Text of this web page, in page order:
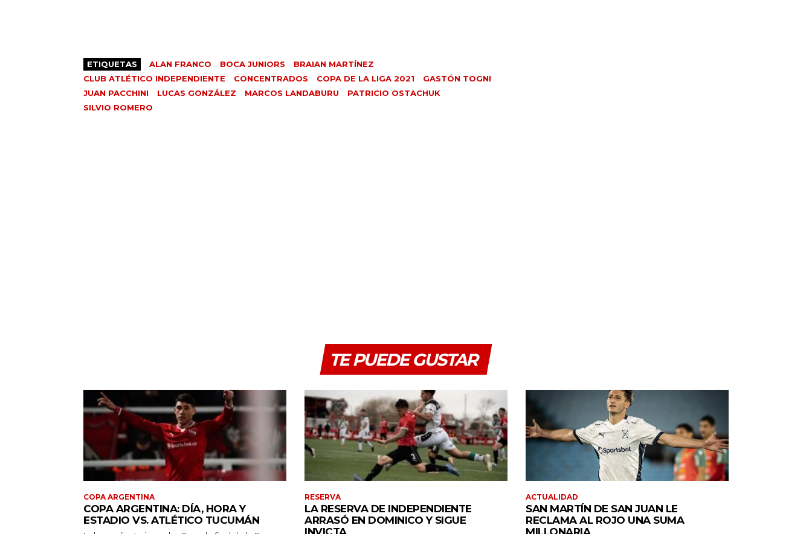
ETIQUETAS ALAN FRANCO BOCA JUNIORS
BRAIAN MARTÍNEZ
CLUB ATLÉTICO INDEPENDIENTE
CONCENTRADOS COPA DE LA LIGA 2021
GASTÓN TOGNI
JUAN PACCHINI
LUCAS GONZÁLEZ MARCOS LANDABURU
PATRICIO OSTACHUK
SILVIO ROMERO
TE PUEDE GUSTAR
COPA ARGENTINA
COPA ARGENTINA: DÍA, HORA Y
ESTADIO VS. ATLÉTICO TUCUMÁN
RESERVA
LA RESERVA DE INDEPENDIENTE
ARRASÓ EN DOMINICO Y SIGUE
ACTUALIDAD
SAN MARTÍN DE SAN JUAN LE
RECLAMA AL ROJO UNA SUMA